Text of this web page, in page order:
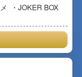
JOKER BOX